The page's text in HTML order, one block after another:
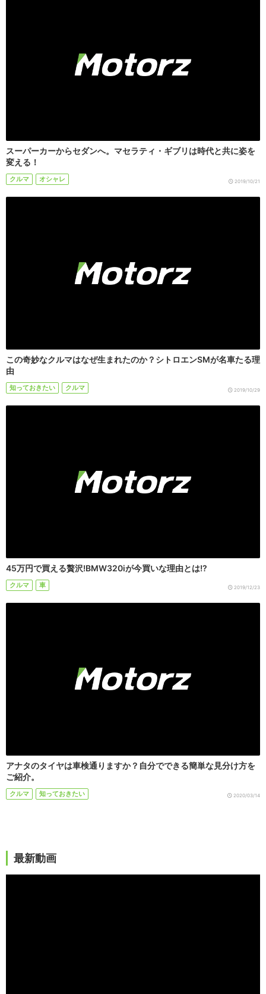
スーパーカーからセダンへ。マセラティ・ギブリは時代と共に姿を
変える！
クルマ オシャレ 2019/10/21
この奇妙なクルマはなぜ生まれたのか？シトロエンSMが名車たる理
由
知っておきたい クルマ 2019/10/29
45万円で買える贅沢!BMW320iが今買いな理由とは!?
クルマ 車 2019/12/23
アナタのタイヤは車検通りますか？自分でできる簡単な見分け方を
ご紹介。
クルマ 知っておきたい 2020/03/14
最新動画